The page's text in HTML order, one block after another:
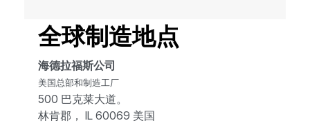
全球制造地点
海德拉福斯公司
美国总部和制造工厂
500 巴克莱大道。
林肯郡， IL 60069 美国